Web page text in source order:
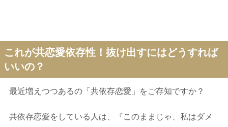
これが共恋愛依存性！抜け出すにはどうすれば
いいの？
最近増えつつあるの「共依存恋愛」をご存知ですか？
共依存恋愛をしている人は、『このままじゃ、私はダメ